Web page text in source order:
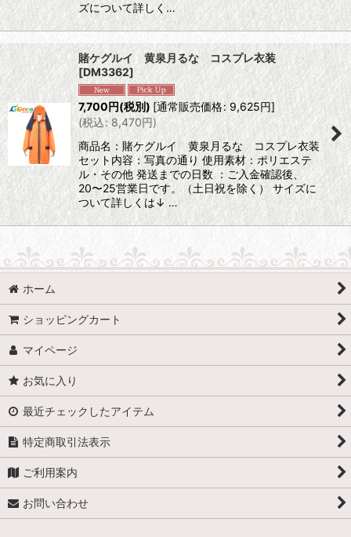
ズについて詳しく…
賭ケグルイ 黄泉月るな コスプレ衣装
[DM3362]
7,700円(税別)[通常販売価格: 9,625円]
(税込: 8,470円)
商品名：賭ケグルイ 黄泉月るな コスプレ衣装
セット内容：写真の通り 使用素材：ポリエステ
ル・その他 発送までの日数 ：ご入金確認後、
20〜25営業日です。（土日祝を除く） サイズに
ついて詳しくは↓ …
ホーム
ショッピングカート
マイページ
お気に入り
最近チェックしたアイテム
特定商取引法表示
ご利用案内
お問い合わせ